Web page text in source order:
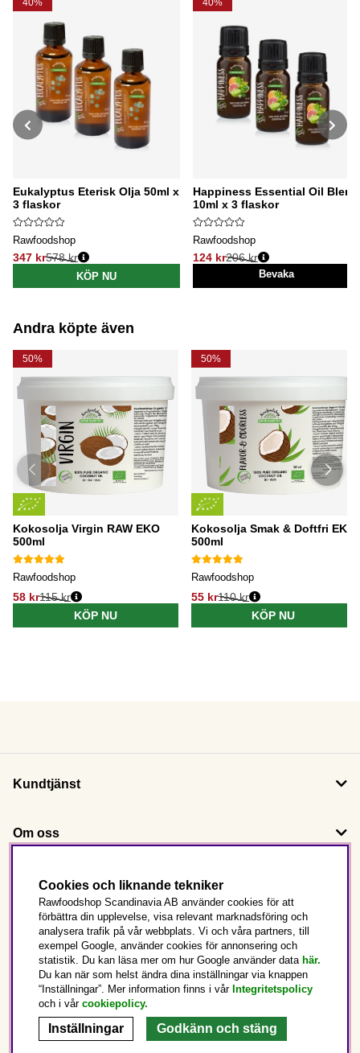
40%
Eukalyptus Eterisk Olja 50ml x
3 flaskor
Rawfoodshop
347 kr
Ordinarie pris:
578 kr
KÖP NU
40%
Happiness Essential Oil Blend
10ml x 3 flaskor
Rawfoodshop
124 kr
Ordinarie pris:
206 kr
Bevaka
Andra köpte även
50%
Kokosolja Virgin RAW EKO
500ml
Rawfoodshop
58 kr115 kr
KÖP NU
50%
Kokosolja Smak & Doftfri EKO
500ml
Rawfoodshop
55 kr110 kr
KÖP NU
Kundtjänst
Om oss
Följ oss
Det här är Rawfoodshop
Sverige
Cookies och liknande tekniker
Rawfoodshop Scandinavia AB använder cookies för att
förbättra din upplevelse, visa relevant marknadsföring och
analysera trafik på vår webbplats. Vi och våra partners, till
exempel Google, använder cookies för annonsering och
statistik. Du kan läsa mer om hur Google använder data här.
Du kan när som helst ändra dina inställningar via knappen
“Inställningar”. Mer information finns i vår Integritetspolicy
och i vår cookiepolicy.
Inställningar Godkänn och stäng